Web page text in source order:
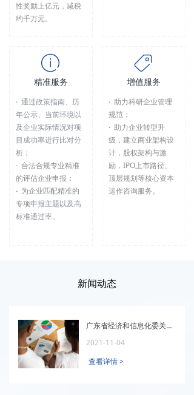
查看详情 >
广东省经济和信息化委关于公开遴选2018年财政专项资金绩效评价管理 及重点监督检查服务机构的通告
2021-11-04
新闻动态
性奖励上亿元，减税
约千万元。
精准服务
· 通过政策指南、历
年公示、当前环境以
及企业实际情况对项
目成功率进行比对分
析；
· 合法合规专业精准
的评估企业申报；
· 为企业匹配精准的
专项申报主题以及高
标准通过率。
ꂔ
增值服务
· 助力科研企业管理
规范；
· 助力企业转型升
级，建立商业架构设
计，股权架构与激
励，IPO上市路径、
顶层规划等核心资本
运作咨询服务。
ꁰ